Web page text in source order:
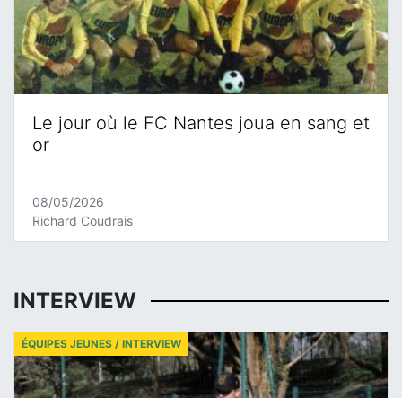
Le jour où le FC Nantes joua en sang et
or
08/05/2026
Richard Coudrais
INTERVIEW
ÉQUIPES JEUNES / INTERVIEW